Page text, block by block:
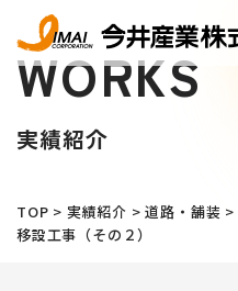
WORKS
実績紹介
TOP > 実績紹介 >道路・舗装 >
移設工事（その２）